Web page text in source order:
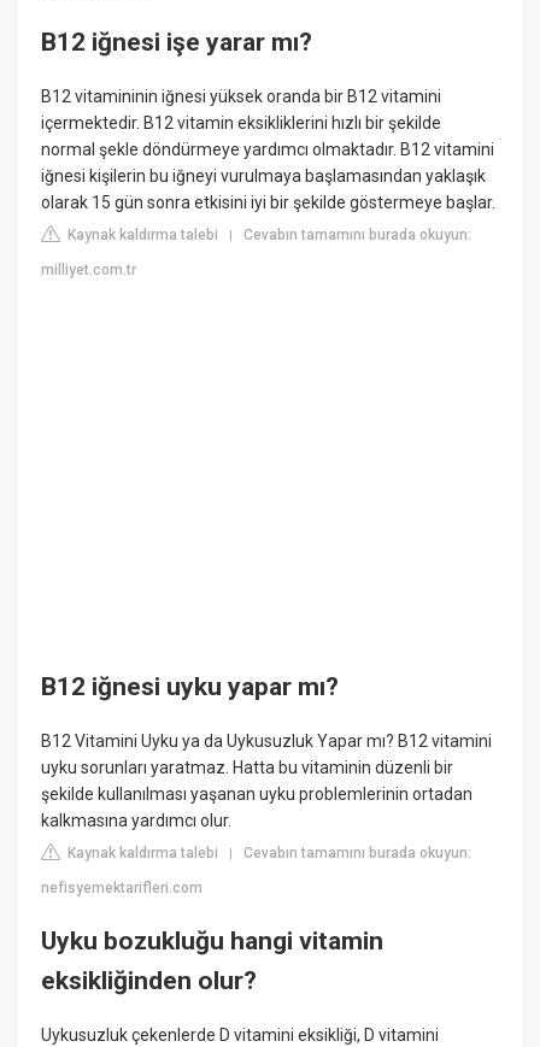
B12 iğnesi işe yarar mı?
B12 vitamininin iğnesi yüksek oranda bir B12 vitamini
içermektedir. B12 vitamin eksikliklerini hızlı bir şekilde
normal şekle döndürmeye yardımcı olmaktadır. B12 vitamini
iğnesi kişilerin bu iğneyi vurulmaya başlamasından yaklaşık
olarak 15 gün sonra etkisini iyi bir şekilde göstermeye başlar.
Kaynak kaldırma talebi |Cevabın tamamını burada okuyun:
milliyet.com.tr
B12 iğnesi uyku yapar mı?
B12 Vitamini Uyku ya da Uykusuzluk Yapar mı? B12 vitamini
uyku sorunları yaratmaz. Hatta bu vitaminin düzenli bir
şekilde kullanılması yaşanan uyku problemlerinin ortadan
kalkmasına yardımcı olur.
Kaynak kaldırma talebi |Cevabın tamamını burada okuyun:
nefisyemektarifleri.com
Uyku bozukluğu hangi vitamin
eksikliğinden olur?
Uykusuzluk çekenlerde D vitamini eksikliği, D vitamini